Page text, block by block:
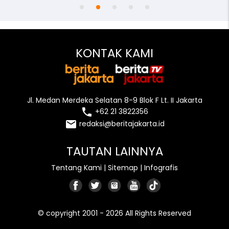
KONTAK KAMI
Jl. Medan Merdeka Selatan 8-9 Blok F Lt. II Jakarta
local_phone +62 21 3822356
email redaksi@beritajakarta.id
TAUTAN LAINNYA
Tentang Kami | Sitemap | Infografis
© copyright 2001 - 2026 All Rights Reserved